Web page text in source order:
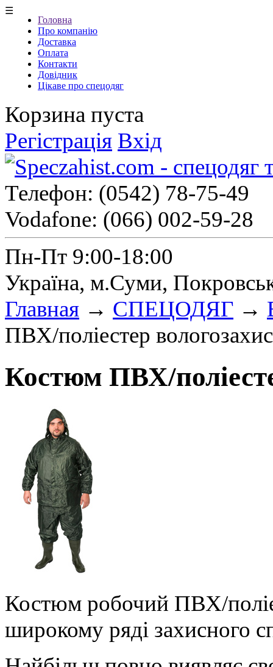
☰
Головна
Про компанію
Доставка
Оплата
Контакти
Довідник
Цікаве про спецодяг
Корзина пуста
Регістрація Вхід
Телефон: (0542) 78-75-49
Vodafone: (066) 002-59-28
Пн-Пт 9:00-18:00
Україна, м.Суми,
Главная → СПЕЦОДЯГ →
ПВХ/поліестер
Костюм ПВХ/
Костюм робочий ПВХ/
широкому ряді захисного